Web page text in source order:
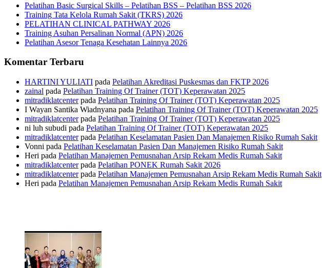
Pelatihan Basic Surgical Skills – Pelatihan BSS – Pelatihan BSS 2026
Training Tata Kelola Rumah Sakit (TKRS) 2026
PELATIHAN CLINICAL PATHWAY 2026
Training Asuhan Persalinan Normal (APN) 2026
Pelatihan Asesor Tenaga Kesehatan Lainnya 2026
Komentar Terbaru
HARTINI YULIATI pada Pelatihan Akreditasi Puskesmas dan FKTP 2026
zainal pada Pelatihan Training Of Trainer (TOT) Keperawatan 2025
mitradiklatcenterpada Pelatihan Training Of Trainer (TOT) Keperawatan 2025
I Wayan Santika Wiadnyana pada Pelatihan Training Of Trainer (TOT) Keperawatan 2025
mitradiklatcenterpada Pelatihan Training Of Trainer (TOT) Keperawatan 2025
ni luh subudi pada Pelatihan Training Of Trainer (TOT) Keperawatan 2025
mitradiklatcenterpada Pelatihan Keselamatan Pasien Dan Manajemen Risiko Rumah Sakit
Vonni pada Pelatihan Keselamatan Pasien Dan Manajemen Risiko Rumah Sakit
Heri pada Pelatihan Manajemen Pemusnahan Arsip Rekam Medis Rumah Sakit
mitradiklatcenterpada Pelatihan PONEK Rumah Sakit 2026
mitradiklatcenterpada Pelatihan Manajemen Pemusnahan Arsip Rekam Medis Rumah Sakit
Heri pada Pelatihan Manajemen Pemusnahan Arsip Rekam Medis Rumah Sakit